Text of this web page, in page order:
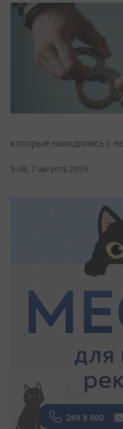
которые находились с
9:48, 7 августа 2026